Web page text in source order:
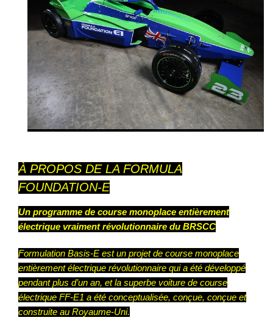
À PROPOS DE LA FORMULA
FOUNDATION-E
Un programme de course monoplace entièrement
électrique vraiment révolutionnaire du BRSCC
Formulation Basis-E est un projet de course monoplace
entièrement électrique révolutionnaire qui a été développé
pendant plus d’un an, et la superbe voiture de course
électrique FF-E1 a été conceptualisée, conçue, conçue et
construite au Royaume-Uni.